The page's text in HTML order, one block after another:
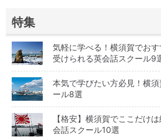
特集
気軽に学べる！横須賀でお
受けられる英会話スクール9
本気で学びたい方必見！横
ール8選
【格安】横須賀でここだけ
会話スクール10選